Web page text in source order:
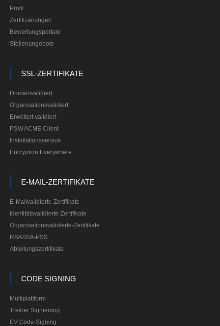
Profil
Zertifizierungen
Bewertungsportale
Stellenangebote
SSL-ZERTIFIKATE
Domainvalidiert
Organisationsvalidiert
Erweitert validiert
PSW ACME Client
Installationsservice
Encryption Everywhere
E-MAIL-ZERTIFIKATE
E-Mailvalidierte-Zertifikate
Identitätsvalidierte-Zertifikate
Organisationsvalidierte-Zertifikate
RSASSA-PSS
Abteilungszertifikate
CODE SIGNING
Multiplattform
Treiber Signierung
EV Code-Signing